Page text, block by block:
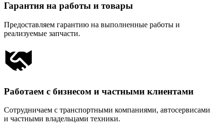
Гарантия на работы и товары
Предоставляем гарантию на выполненные работы и
реализуемые запчасти.
Работаем с бизнесом и частными клиентами
Сотрудничаем с транспортными компаниями, автосервисами
и частными владельцами техники.